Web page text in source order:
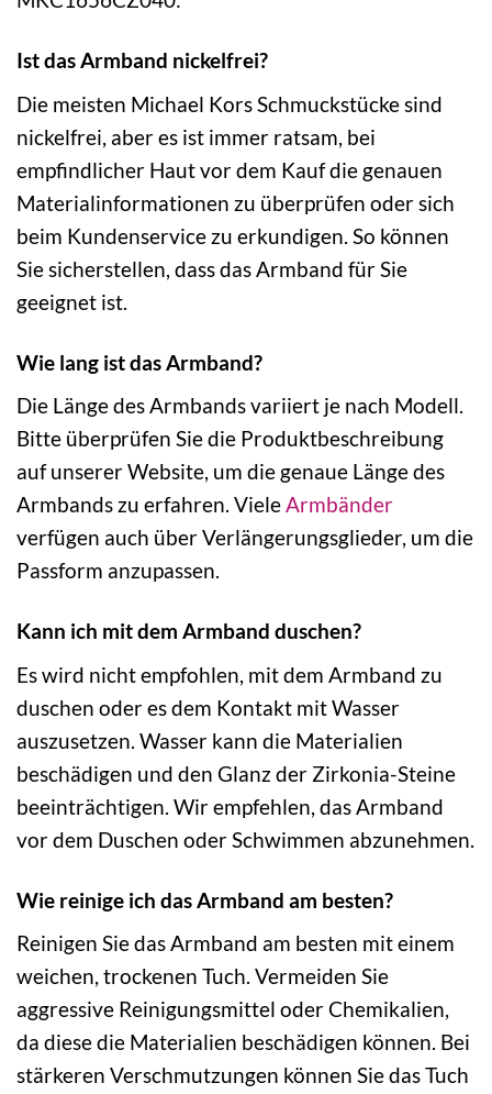
Ist das Armband nickelfrei?
Die meisten Michael Kors Schmuckstücke sind
nickelfrei, aber es ist immer ratsam, bei
empfindlicher Haut vor dem Kauf die genauen
Materialinformationen zu überprüfen oder sich
beim Kundenservice zu erkundigen. So können
Sie sicherstellen, dass das Armband für Sie
geeignet ist.
Wie lang ist das Armband?
Die Länge des Armbands variiert je nach Modell.
Bitte überprüfen Sie die Produktbeschreibung
auf unserer Website, um die genaue Länge des
Armbands zu erfahren. VieleArmbänder
verfügen auch über Verlängerungsglieder, um die
Passform anzupassen.
Kann ich mit dem Armband duschen?
Es wird nicht empfohlen, mit dem Armband zu
duschen oder es dem Kontakt mit Wasser
auszusetzen. Wasser kann die Materialien
beschädigen und den Glanz der Zirkonia-Steine
beeinträchtigen. Wir empfehlen, das Armband
vor dem Duschen oder Schwimmen abzunehmen.
Wie reinige ich das Armband am besten?
Reinigen Sie das Armband am besten mit einem
weichen, trockenen Tuch. Vermeiden Sie
aggressive Reinigungsmittel oder Chemikalien,
da diese die Materialien beschädigen können. Bei
stärkeren Verschmutzungen können Sie das Tuch